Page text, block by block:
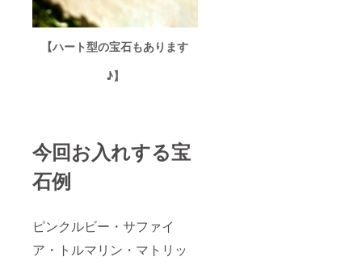
【ハート型の宝石もあります
♪】
今回お入れする宝
石例
ピンクルビー・サファイ
ア・トルマリン・マトリッ